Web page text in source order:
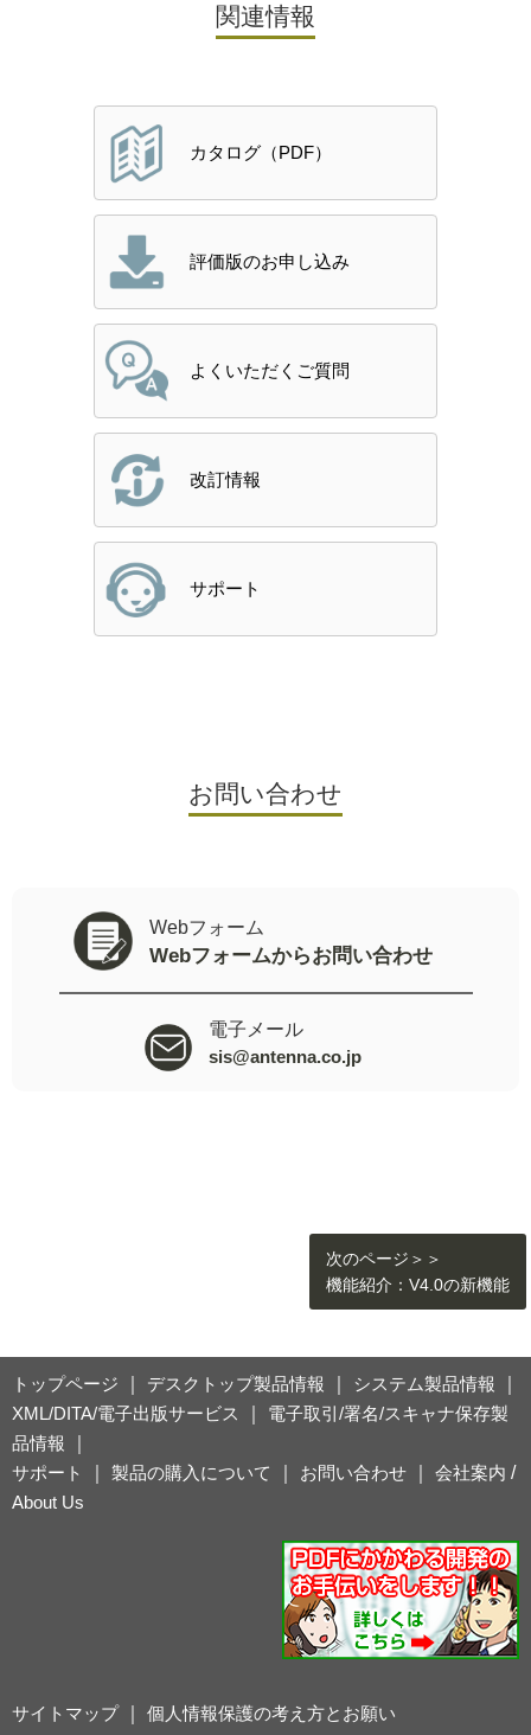
関連情報
カタログ（PDF）
評価版のお申し込み
よくいただくご質問
改訂情報
サポート
お問い合わせ
Webフォーム
Webフォームからお問い合わせ
電子メール
sis@antenna.co.jp
次のページ＞＞
機能紹介：V4.0の新機能
トップページ デスクトップ製品情報 システム製品情報
XML/DITA/電子出版サービス
電子取引/署名/スキャナ保存製
品情報
サポート
製品の購入について お問い合わせ 会社案内 /
About Us
サイトマップ｜ 個人情報保護の考え方とお願い